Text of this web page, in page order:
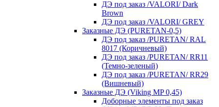
ДЭ под заказ /VALORI/ Dark
Brown
ДЭ под заказ /VALORI/ GREY
Заказные ДЭ (PURETAN-0,5)
ДЭ под заказ /PURETAN/ RAL
8017 (Коричневый)
ДЭ под заказ /PURETAN/ RR11
(Темно-зеленый)
ДЭ под заказ /PURETAN/ RR29
(Вишневый)
Заказные ДЭ (Viking MP 0,45)
Доборные элементы под заказ